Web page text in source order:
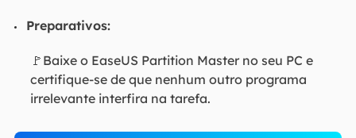
Preparativos:
🚩Baixe o EaseUS Partition Master no seu PC e
certifique-se de que nenhum outro programa
irrelevante interfira na tarefa.